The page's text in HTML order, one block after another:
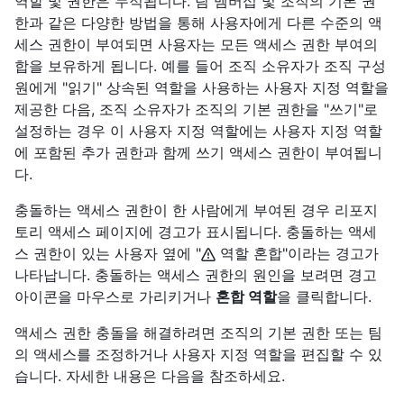
한과 같은 다양한 방법을 통해 사용자에게 다른 수준의 액
세스 권한이 부여되면 사용자는 모든 액세스 권한 부여의
합을 보유하게 됩니다. 예를 들어 조직 소유자가 조직 구성
원에게 "읽기" 상속된 역할을 사용하는 사용자 지정 역할을
제공한 다음, 조직 소유자가 조직의 기본 권한을 "쓰기"로
설정하는 경우 이 사용자 지정 역할에는 사용자 지정 역할
에 포함된 추가 권한과 함께 쓰기 액세스 권한이 부여됩니
다.
충돌하는 액세스 권한이 한 사람에게 부여된 경우 리포지
토리 액세스 페이지에 경고가 표시됩니다. 충돌하는 액세
스 권한이 있는 사용자 옆에 "
역할 혼합"이라는 경고가
나타납니다. 충돌하는 액세스 권한의 원인을 보려면 경고
아이콘을 마우스로 가리키거나 혼합 역할을 클릭합니다.
액세스 권한 충돌을 해결하려면 조직의 기본 권한 또는 팀
의 액세스를 조정하거나 사용자 지정 역할을 편집할 수 있
습니다. 자세한 내용은 다음을 참조하세요.